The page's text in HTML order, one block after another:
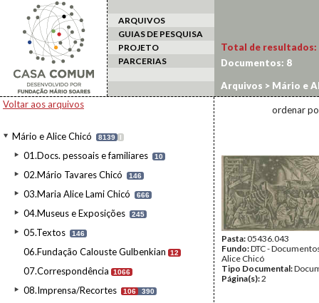
ARQUIVOS
GUIAS DE PESQUISA
PROJETO
PARCERIAS
Voltar aos arquivos
Mário e Alice Chicó 8139 I
01.Docs. pessoais e familiares 10
02.Mário Tavares Chicó 146
03.Maria Alice Lami Chicó 666
04.Museus e Exposições 245
05.Textos 146
06.Fundação Calouste Gulbenkian 12
07.Correspondência 1066
08.Imprensa/Recortes 106 390
Total de resultados:
Documentos: 8
Arquivos > Mário e
ordenar
Pasta:05436.043
Fundo:DTC -
Alice Chicó
Tipo Documental:
Página(s):2